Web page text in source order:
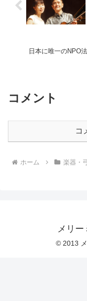
日本に唯一のNPO
コメント
コ
ホーム 楽器・
メリー
© 2013